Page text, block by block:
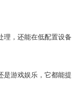
理，还能在低配置设备
是游戏娱乐，它都能提